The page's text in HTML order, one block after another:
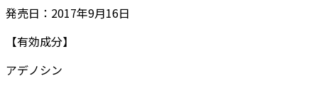
発売日： 2017年9月16日
【有効成分】
アデノシン